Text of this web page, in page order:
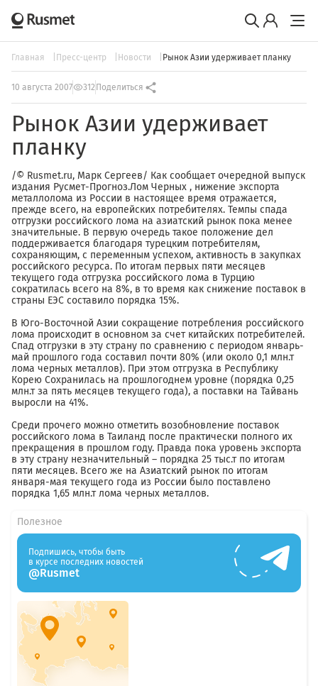
Главная Пресс-центр Новости Рынок Азии удерживает планку
10 августа 2007 312 Поделиться
Рынок Азии удерживает
планку
/© Rusmet.ru, Марк Сергеев/ Как сообщает очередной выпуск
издания Русмет-Прогноз.Лом Черных , нижение экспорта
металлолома из России в настоящее время отражается,
прежде всего, на европейских потребителях. Темпы спада
отгрузки российского лома на азиатский рынок пока менее
значительные. В первую очередь такое положение дел
поддерживается благодаря турецким потребителям,
сохраняющим, с переменным успехом, активность в закупках
российского ресурса. По итогам первых пяти месяцев
текущего года отгрузка российского лома в Турцию
сократилась всего на 8%, в то время как снижение поставок в
страны ЕЭС составило порядка 15%.
В Юго-Восточной Азии сокращение потребления российского
лома происходит в основном за счет китайских потребителей.
Спад отгрузки в эту страну по сравнению с периодом январь-
май прошлого года составил почти 80% (или около 0,1 млн.т
лома черных металлов). При этом отгрузка в Республику
Корею Сохранилась на прошлогоднем уровне (порядка 0,25
млн.т за пять месяцев текущего года), а поставки на Тайвань
выросли на 41%.
Среди прочего можно отметить возобновление поставок
российского лома в Таиланд после практически полного их
прекращения в прошлом году. Правда пока уровень экспорта
в эту страну незначительный – порядка 25 тыс.т по итогам
пяти месяцев. Всего же на Азиатский рынок по итогам
января-мая текущего года из России было поставлено
порядка 1,65 млн.т лома черных металлов.
Полезное
Подпишись, чтобы быть
в курсе последних новостей
@Rusmet